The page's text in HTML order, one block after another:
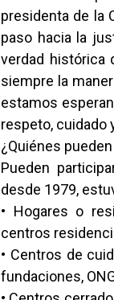
presidenta de la
paso hacia la
verdad histórica
siempre la
estamos
respeto, cuidado
¿Quiénes
Pueden
desde 1979,
• Hogares o
centros
• Centros de
fundaciones,